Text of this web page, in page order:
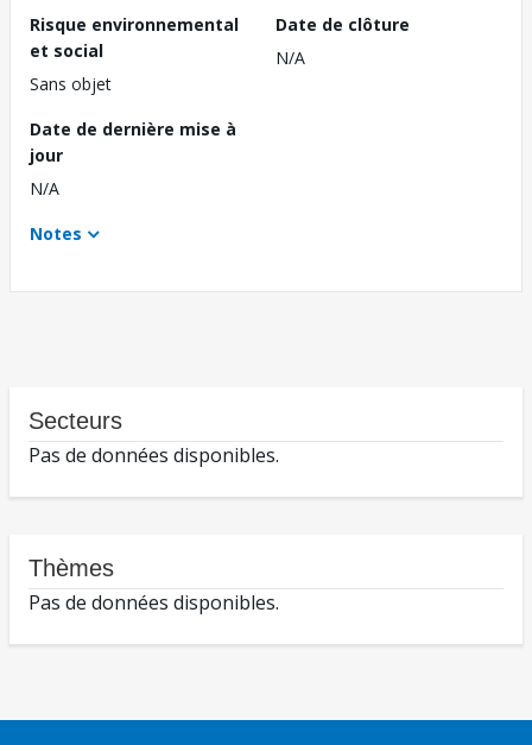
Risque environnemental
et social
Sans objet
Date de clôture
N/A
Date de dernière mise à
jour
N/A
Notes
Secteurs
Pas de données disponibles.
Thèmes
Pas de données disponibles.